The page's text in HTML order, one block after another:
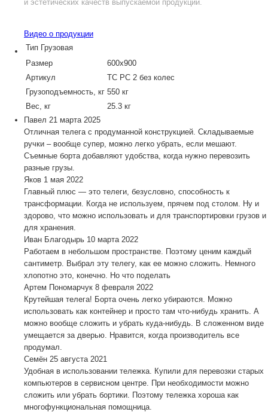
и эстетических качеств выпускаемой продукции.
Видео о продукции
Тип Грузовая
Размер
600х900
Артикул
ТС РС 2 без колес
Грузоподъемность, кг 550 кг
Вес, кг
25.3 кг
Павел 21 марта 2025
Отличная телега с продуманной конструкцией. Складываемые
ручки – вообще супер, можно легко убрать, если мешают.
Съемные борта добавляют удобства, когда нужно перевозить
разные грузы.
Яков 1 мая 2022
Главный плюс — это телеги, безусловно, способность к
трансформации. Когда не используем, прячем под столом. Ну и
здорово, что можно использовать и для транспортировки грузов и
для хранения.
Иван Благодырь 10 марта 2022
Работаем в небольшом пространстве. Поэтому ценим каждый
сантиметр. Выбрал эту телегу, как ее можно сложить. Немного
хлопотно это, конечно. Но что поделать
Артем Пономарчук 8 февраля 2022
Крутейшая телега! Борта очень легко убираются. Можно
использовать как контейнер и просто там что-нибудь хранить. А
можно вообще сложить и убрать куда-нибудь. В сложенном виде
умещается за дверью. Нравится, когда производитель все
продумал.
Семён 25 августа 2021
Удобная в использовании тележка. Купили для перевозки старых
компьютеров в сервисном центре. При необходимости можно
сложить или убрать бортики. Поэтому тележка хороша как
многофункциональная помощница.